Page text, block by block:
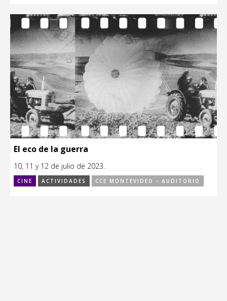
El eco de la guerra
10, 11 y 12 de julio de 2023.
CINE ACTIVIDADES CCE MONTEVIDEO - AUDITORIO